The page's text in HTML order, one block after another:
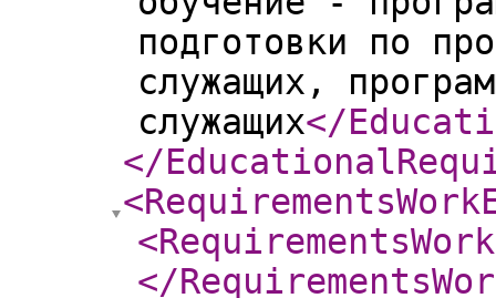
подготовки по
служащих,
служащих</
</
</